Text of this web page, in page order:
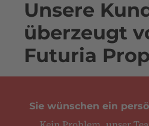
Unsere
überzeugt
Futuria
Sie wünschen ein